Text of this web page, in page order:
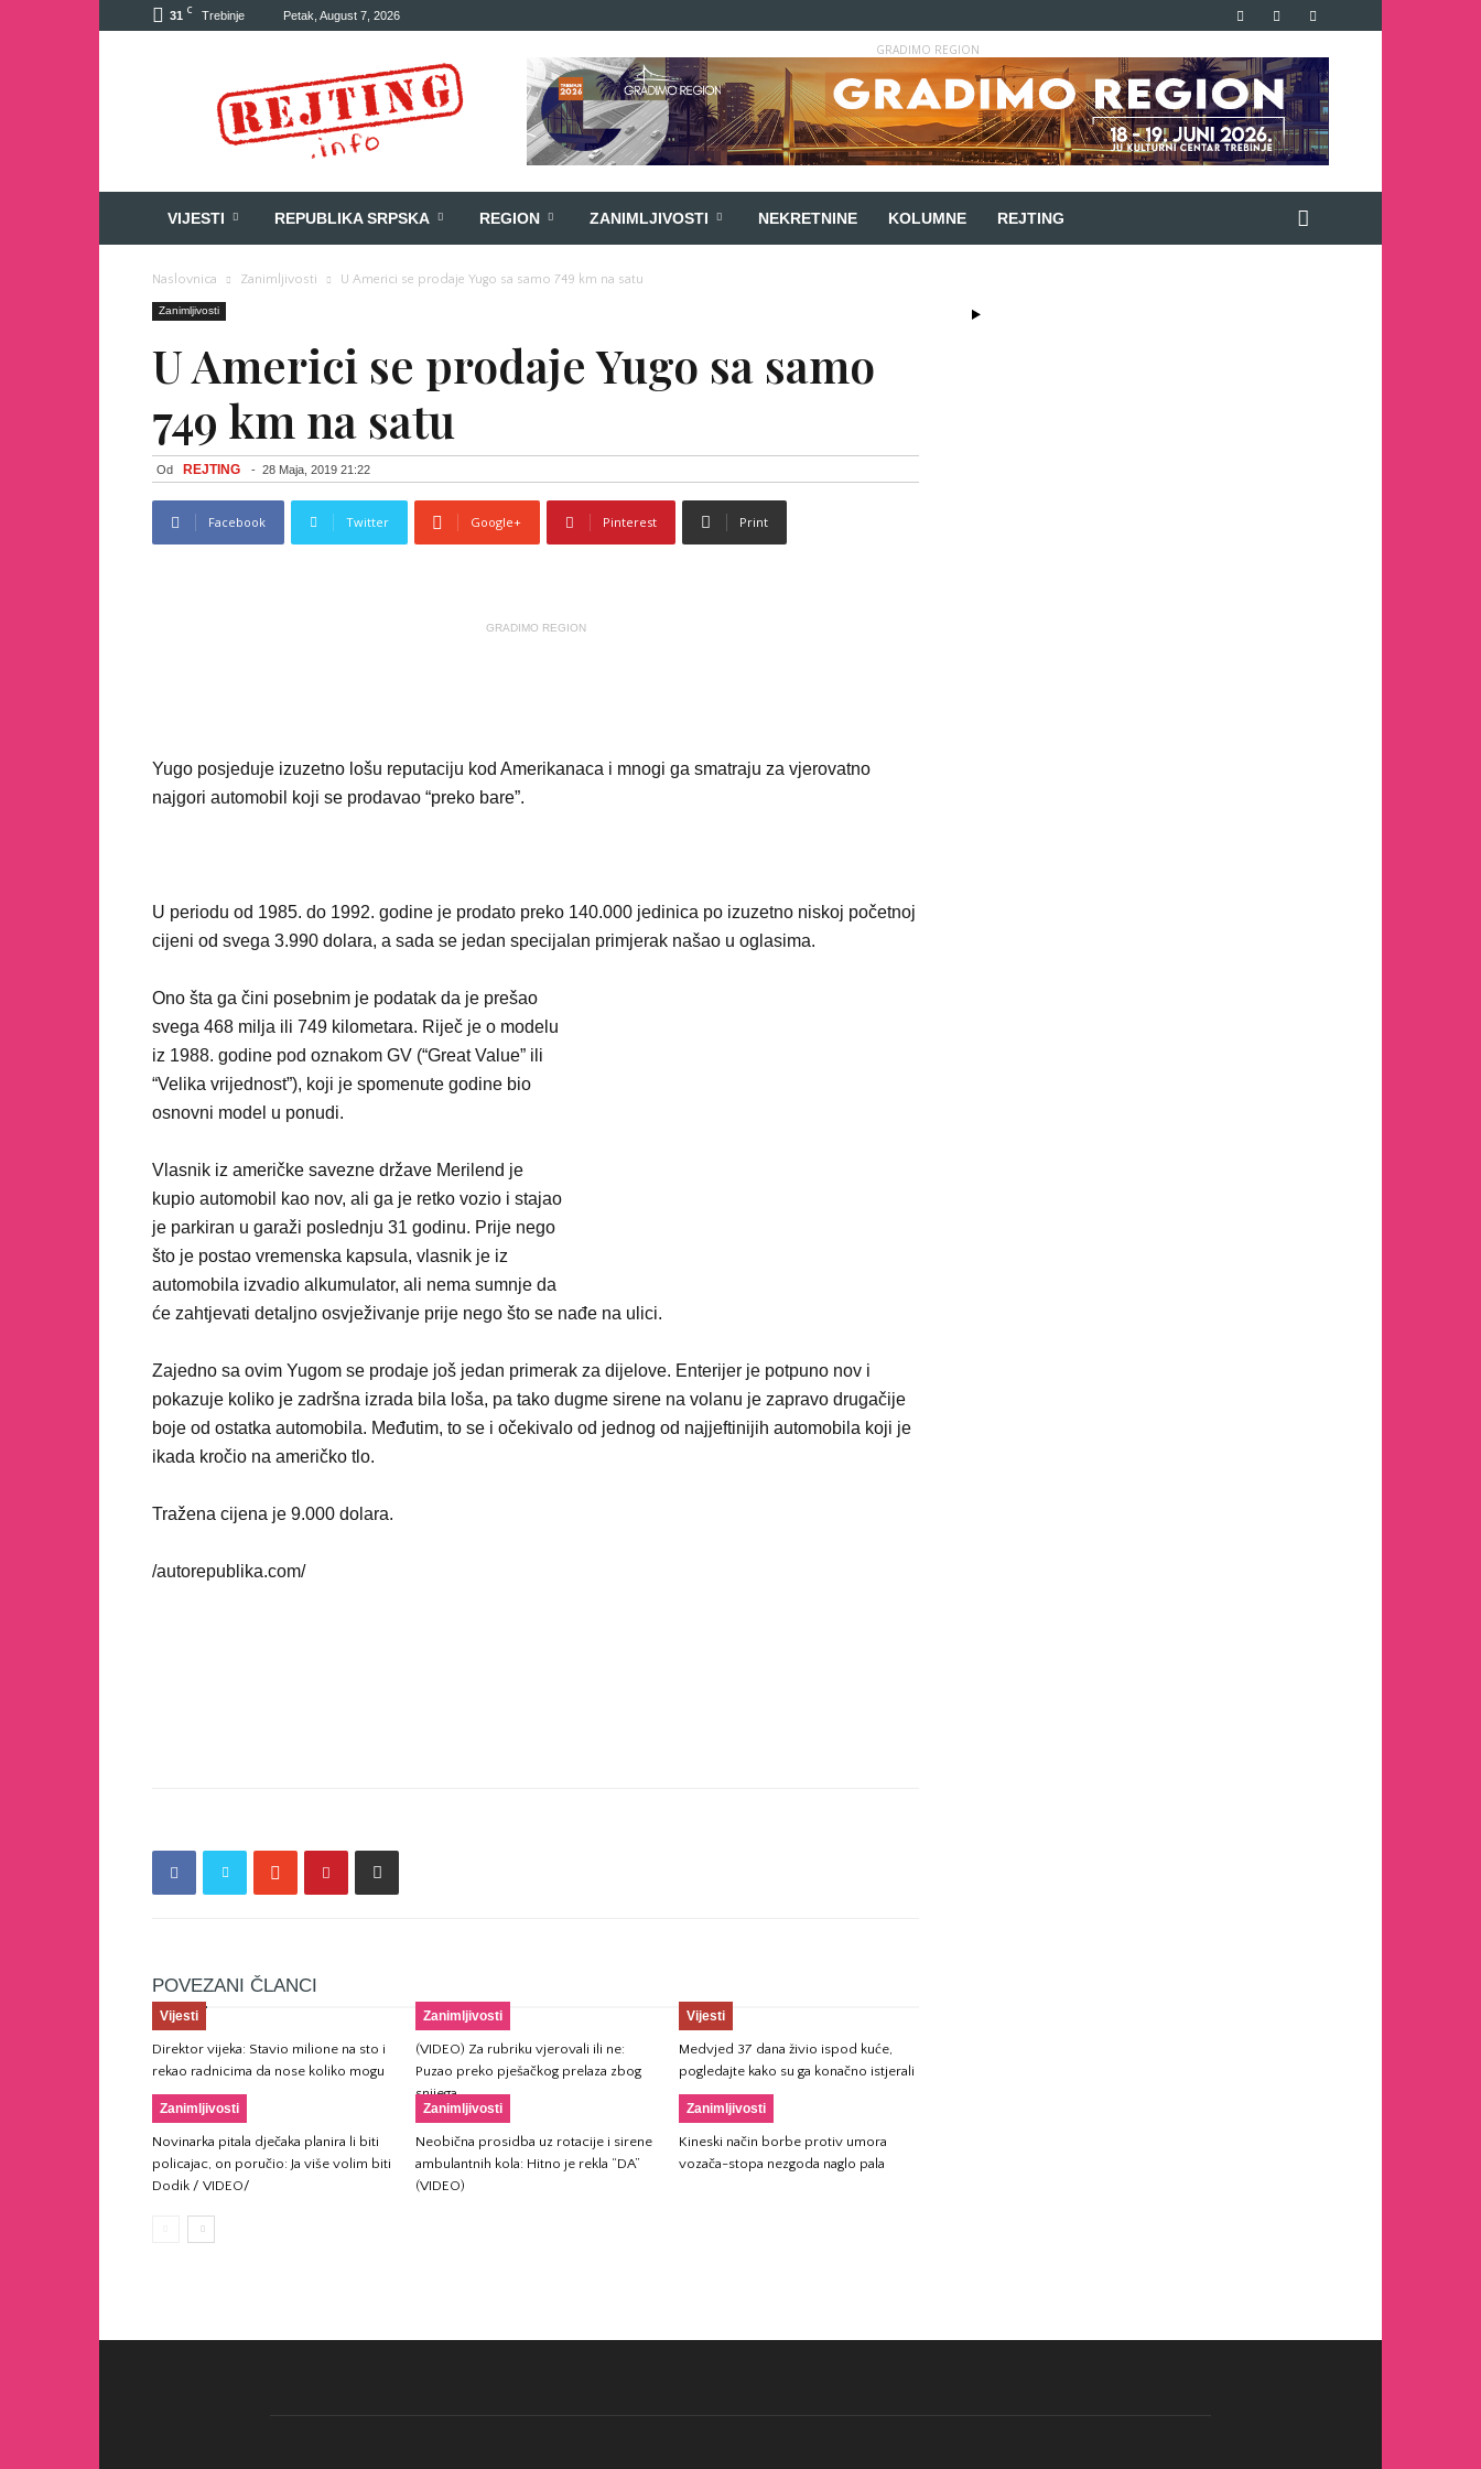
31 C Trebinje Petak, August 7, 2026
GRADIMO REGION
VIJESTI REPUBLIKA SRPSKA REGION ZANIMLJIVOSTI NEKRETNINE KOLUMNE REJTING
Naslovnica Zanimljivosti U Americi se prodaje Yugo sa samo 749 km na satu
Zanimljivosti
U Americi se prodaje Yugo sa samo
749 km na satu
Od REJTING - 28 Maja, 2019 21:22
Facebook Twitter Google+ Pinterest Print
GRADIMO REGION
Yugo posjeduje izuzetno lošu reputaciju kod Amerikanaca i mnogi ga smatraju za vjerovatno
najgori automobil koji se prodavao “preko bare”.
U periodu od 1985. do 1992. godine je prodato preko 140.000 jedinica po izuzetno niskoj početnoj
cijeni od svega 3.990 dolara, a sada se jedan specijalan primjerak našao u oglasima.
Ono šta ga čini posebnim je podatak da je prešao
svega 468 milja ili 749 kilometara. Riječ je o modelu
iz 1988. godine pod oznakom GV (“Great Value” ili
“Velika vrijednost”), koji je spomenute godine bio
osnovni model u ponudi.
Vlasnik iz američke savezne države Merilend je
kupio automobil kao nov, ali ga je retko vozio i stajao
je parkiran u garaži poslednju 31 godinu. Prije nego
što je postao vremenska kapsula, vlasnik je iz
automobila izvadio alkumulator, ali nema sumnje da
će zahtjevati detaljno osvježivanje prije nego što se nađe na ulici.
Zajedno sa ovim Yugom se prodaje još jedan primerak za dijelove. Enterijer je potpuno nov i
pokazuje koliko je zadršna izrada bila loša, pa tako dugme sirene na volanu je zapravo drugačije
boje od ostatka automobila. Međutim, to se i očekivalo od jednog od najjeftinijih automobila koji je
ikada kročio na američko tlo.
Tražena cijena je 9.000 dolara.
/autorepublika.com/
POVEZANI ČLANCI
Vijesti
Direktor vijeka: Stavio milione na sto i
rekao radnicima da nose koliko mogu
Zanimljivosti
(VIDEO) Za rubriku vjerovali ili ne:
Puzao preko pješačkog prelaza zbog
snijega
Vijesti
Medvjed 37 dana živio ispod kuće,
pogledajte kako su ga konačno istjerali
Zanimljivosti
Novinarka pitala dječaka planira li biti
policajac, on poručio: Ja više volim biti
Dodik / VIDEO/
Zanimljivosti
Neobična prosidba uz rotacije i sirene
ambulantnih kola: Hitno je rekla “DA”
(VIDEO)
Zanimljivosti
Kineski način borbe protiv umora
vozača-stopa nezgoda naglo pala